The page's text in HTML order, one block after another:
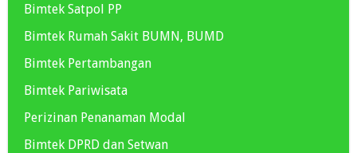
Bimtek Satpol PP
Bimtek Rumah Sakit BUMN, BUMD
Bimtek Pertambangan
Bimtek Pariwisata
Perizinan Penanaman Modal
Bimtek DPRD dan Setwan